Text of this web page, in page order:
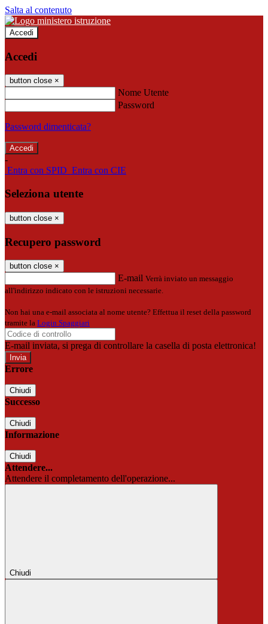
Salta al contenuto
Accedi
Accedi
button close ×
Nome Utente
Password
Password dimenticata?
-
Entra con SPID Entra con CIE
Seleziona utente
button close ×
Recupero password
button close ×
E-mail Verrà inviato un messaggio
all'indirizzo indicato con le istruzioni necessarie.
Non hai una e-mail associata al nome utente? Effettua il reset della password
tramite la Login Spaggiari
E-mail inviata, si prega di controllare la casella di posta elettronica!
Errore
Chiudi
Successo
Chiudi
Informazione
Chiudi
Attendere...
Attendere il completamento dell'operazione...
Chiudi